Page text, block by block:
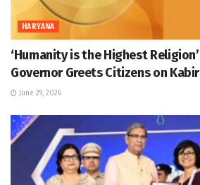
HARYANA
‘Humanity is the Highest
Governor Greets Citizens on
June 29, 2026